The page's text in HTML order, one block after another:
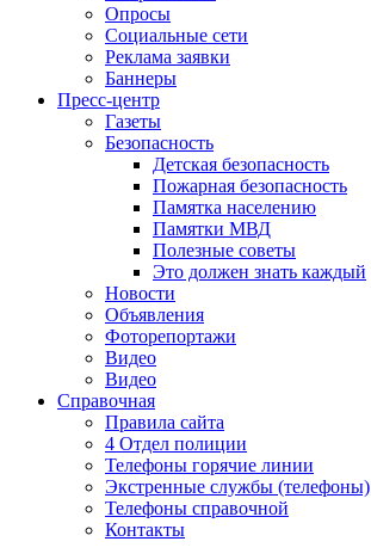
Опросы
Социальные сети
Реклама заявки
Баннеры
Пресс-центр
Газеты
Безопасность
Детская безопасность
Пожарная безопасность
Памятка населению
Памятки МВД
Полезные советы
Это должен знать каждый
Новости
Объявления
Фоторепортажи
Видео
Видео
Справочная
Правила сайта
4 Отдел полиции
Телефоны горячие линии
Экстренные службы (телефоны)
Телефоны справочной
Контакты